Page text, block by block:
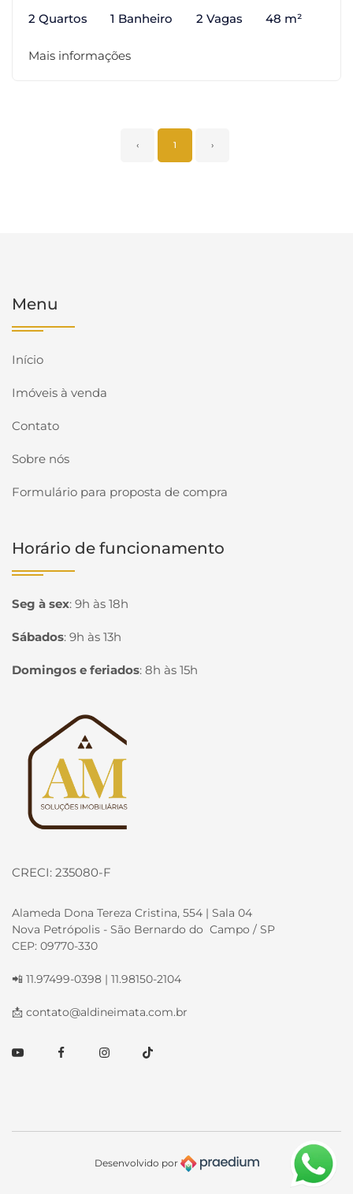
2 Quartos 1 Banheiro 2 Vagas 48 m²
Mais informações
‹ 1 ›
Menu
Início
Imóveis à venda
Contato
Sobre nós
Formulário para proposta de compra
Horário de funcionamento
Seg à sex: 9h às 18h
Sábados: 9h às 13h
Domingos e feriados: 8h às 15h
Página inicial
CRECI: 235080-F
Alameda Dona Tereza Cristina, 554 | Sala 04
Nova Petrópolis - São Bernardo do Campo / SP
CEP: 09770-330
📲 11.97499-0398 | 11.98150-2104
📩 contato@aldineimata.com.br
YoutubeFacebookInstagramTikTok
Desenvolvido por